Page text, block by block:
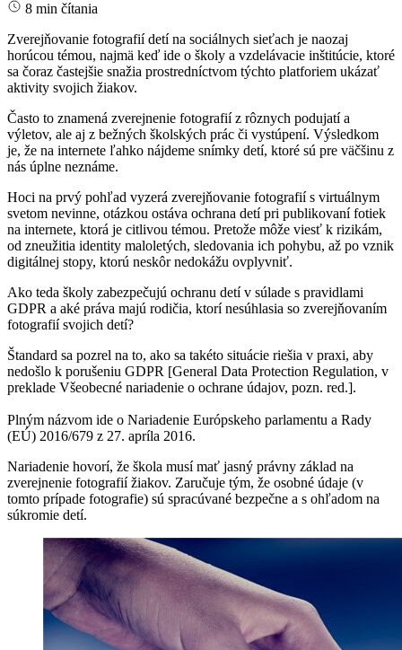
8 min čítania
Zverejňovanie fotografií detí na sociálnych sieťach je naozaj
horúcou témou, najmä keď ide o školy a vzdelávacie inštitúcie, ktoré
sa čoraz častejšie snažia prostredníctvom týchto platforiem ukázať
aktivity svojich žiakov.
Často to znamená zverejnenie fotografií z rôznych podujatí a
výletov, ale aj z bežných školských prác či vystúpení. Výsledkom
je, že na internete ľahko nájdeme snímky detí, ktoré sú pre väčšinu z
nás úplne neznáme.
Hoci na prvý pohľad vyzerá zverejňovanie fotografií s virtuálnym
svetom nevinne, otázkou ostáva ochrana detí pri publikovaní fotiek
na internete, ktorá je citlivou témou. Pretože môže viesť k rizikám,
od zneužitia identity maloletých, sledovania ich pohybu, až po vznik
digitálnej stopy, ktorú neskôr nedokážu ovplyvniť.
Ako teda školy zabezpečujú ochranu detí v súlade s pravidlami
GDPR a aké práva majú rodičia, ktorí nesúhlasia so zverejňovaním
fotografií svojich detí?
Štandard sa pozrel na to, ako sa takéto situácie riešia v praxi, aby
nedošlo k porušeniu GDPR [General Data Protection Regulation, v
preklade Všeobecné nariadenie o ochrane údajov, pozn. red.].
Plným názvom ide o Nariadenie Európskeho parlamentu a Rady
(EÚ) 2016/679 z 27. apríla 2016.
Nariadenie hovorí, že škola musí mať jasný právny základ na
zverejnenie fotografií žiakov. Zaručuje tým, že osobné údaje (v
tomto prípade fotografie) sú spracúvané bezpečne a s ohľadom na
súkromie detí.